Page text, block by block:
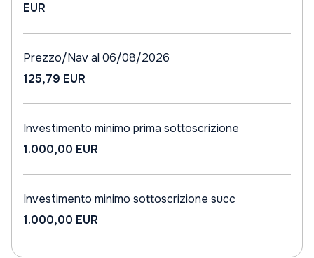
EUR
Prezzo/Nav al 06/08/2026
125,79 EUR
Investimento minimo prima sottoscrizione
1.000,00 EUR
Investimento minimo sottoscrizione succ
1.000,00 EUR